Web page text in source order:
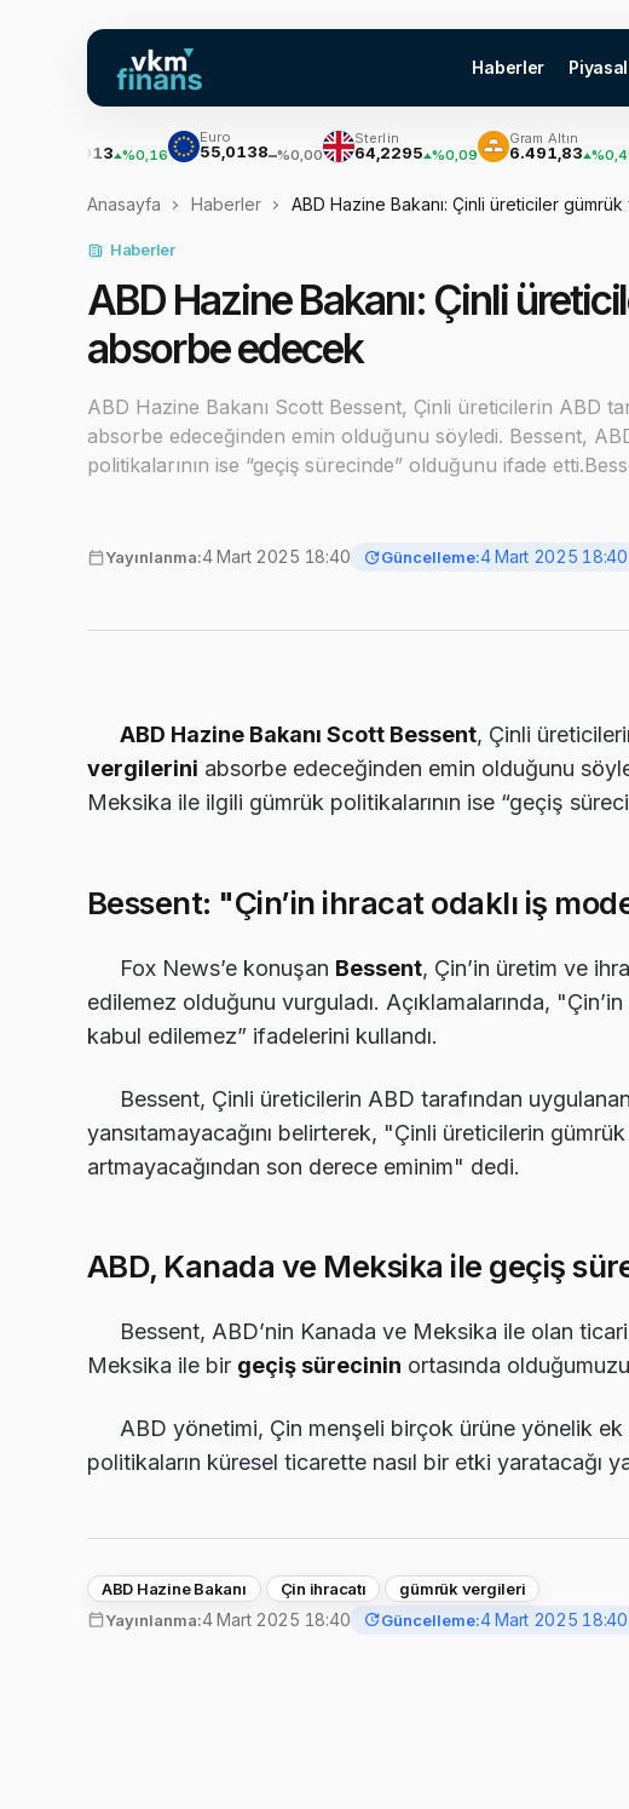
Haberler
%0,16
Euro
55,0138 %0,00
Sterlin
64,2295 %0,09
Gram Altın
6.491,83 %0,49
Anasayfa Haberler ABD Hazine Bakanı: Çinli üreticiler
Haberler
ABD Hazine Bakanı: Çinli
absorbe edecek
ABD Hazine Bakanı Scott Bessent, Çinli üreticilerin ABD
absorbe edeceğinden emin olduğunu söyledi. Bessent,
politikalarının ise “geçiş sürecinde” olduğunu ifade
Yayınlanma:4 Mart 2025 18:40 Güncelleme:4 Mart 2025 18:40
ABD Hazine Bakanı Scott Bessent, Çinli
vergilerini absorbe edeceğinden emin olduğunu
Meksika ile ilgili gümrük politikalarının ise “geçiş
Bessent: "Çin’in ihracat odaklı iş
Fox News’e konuşan Bessent, Çin’in üretim ve
edilemez olduğunu vurguladı. Açıklamalarında,
kabul edilemez” ifadelerini kullandı.
Bessent, Çinli üreticilerin ABD tarafından uygulanan
yansıtamayacağını belirterek, "Çinli üreticilerin
artmayacağından son derece eminim" dedi.
ABD, Kanada ve Meksika ile geçiş
Bessent, ABD’nin Kanada ve Meksika ile olan
Meksika ile bir geçiş sürecinin ortasında
ABD yönetimi, Çin menşeli birçok ürüne yönelik
politikaların küresel ticarette nasıl bir etki yaratacağı
ABD Hazine Bakanı Çin ihracatı
gümrük vergileri
Yayınlanma:4 Mart 2025 18:40 Güncelleme:4 Mart 2025 18:40